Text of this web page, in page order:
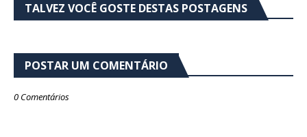
TALVEZ VOCÊ GOSTE DESTAS POSTAGENS
POSTAR UM COMENTÁRIO
0 Comentários